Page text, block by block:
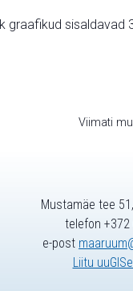
graafikud sisaldavad
Viimati
Mustamäe tee
telefon +372
e-post
Liitu